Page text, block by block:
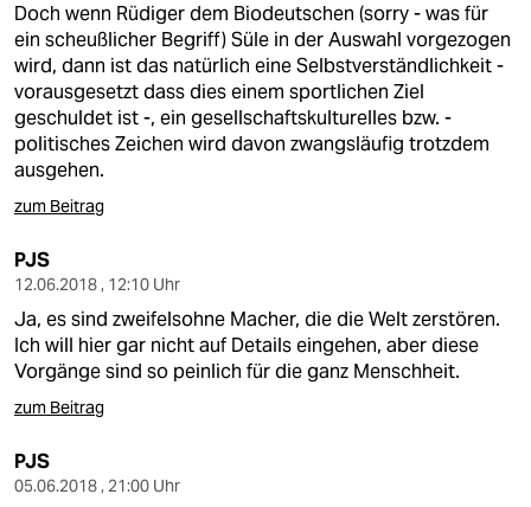
Doch wenn Rüdiger dem Biodeutschen (sorry - was für
ein scheußlicher Begriff) Süle in der Auswahl vorgezogen
wird, dann ist das natürlich eine Selbstverständlichkeit -
vorausgesetzt dass dies einem sportlichen Ziel
geschuldet ist -, ein gesellschaftskulturelles bzw. -
politisches Zeichen wird davon zwangsläufig trotzdem
ausgehen.
zum Beitrag
PJS
12.06.2018 , 12:10 Uhr
Ja, es sind zweifelsohne Macher, die die Welt zerstören.
Ich will hier gar nicht auf Details eingehen, aber diese
Vorgänge sind so peinlich für die ganz Menschheit.
zum Beitrag
PJS
05.06.2018 , 21:00 Uhr